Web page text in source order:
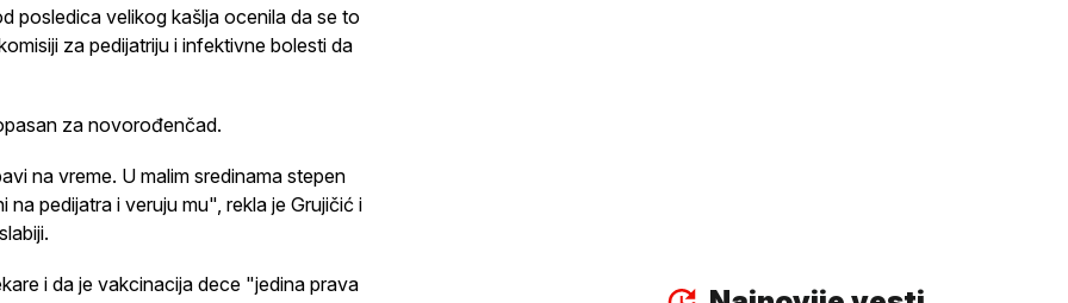
posledica velikog kašlja ocenila da se to
za pedijatriju i infektivne bolesti da
za novorođenčad.
na vreme. U malim sredinama stepen
pedijatra i veruju mu", rekla je Grujičić i
i da je vakcinacija dece "jedina prava